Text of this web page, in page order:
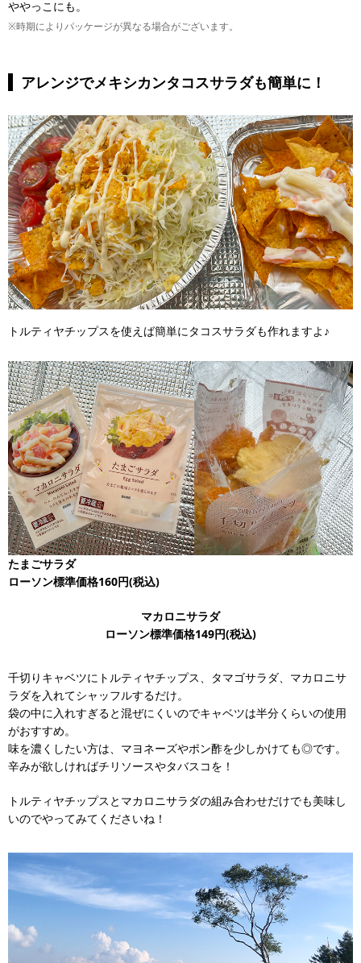
ややっこにも。
※時期によりパッケージが異なる場合がございます。
アレンジでメキシカンタコスサラダも簡単に！
トルティヤチップスを使えば簡単にタコスサラダも作れますよ♪
たまごサラダ
ローソン標準価格160円(税込)
マカロニサラダ
ローソン標準価格149円(税込)
千切りキャベツにトルティヤチップス、タマゴサラダ、マカロニサ
ラダを入れてシャッフルするだけ。
袋の中に入れすぎると混ぜにくいのでキャベツは半分くらいの使用
がおすすめ。
味を濃くしたい方は、マヨネーズやポン酢を少しかけても◎です。
辛みが欲しければチリソースやタバスコを！
トルティヤチップスとマカロニサラダの組み合わせだけでも美味し
いのでやってみてくださいね！